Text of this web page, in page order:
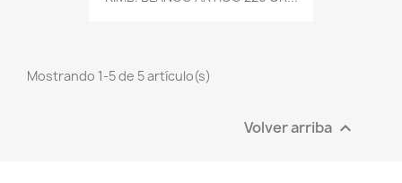
Mostrando 1-5 de 5 artículo(s)
Volver arriba 